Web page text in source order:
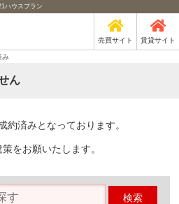
ハウスプラン
売買サイト 賃貸サイト
み
ん
約済みとなっております。
をお願いたします。
検索